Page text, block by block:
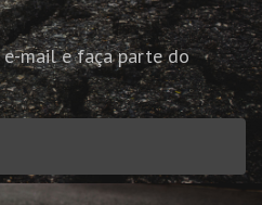
mail e faça parte do